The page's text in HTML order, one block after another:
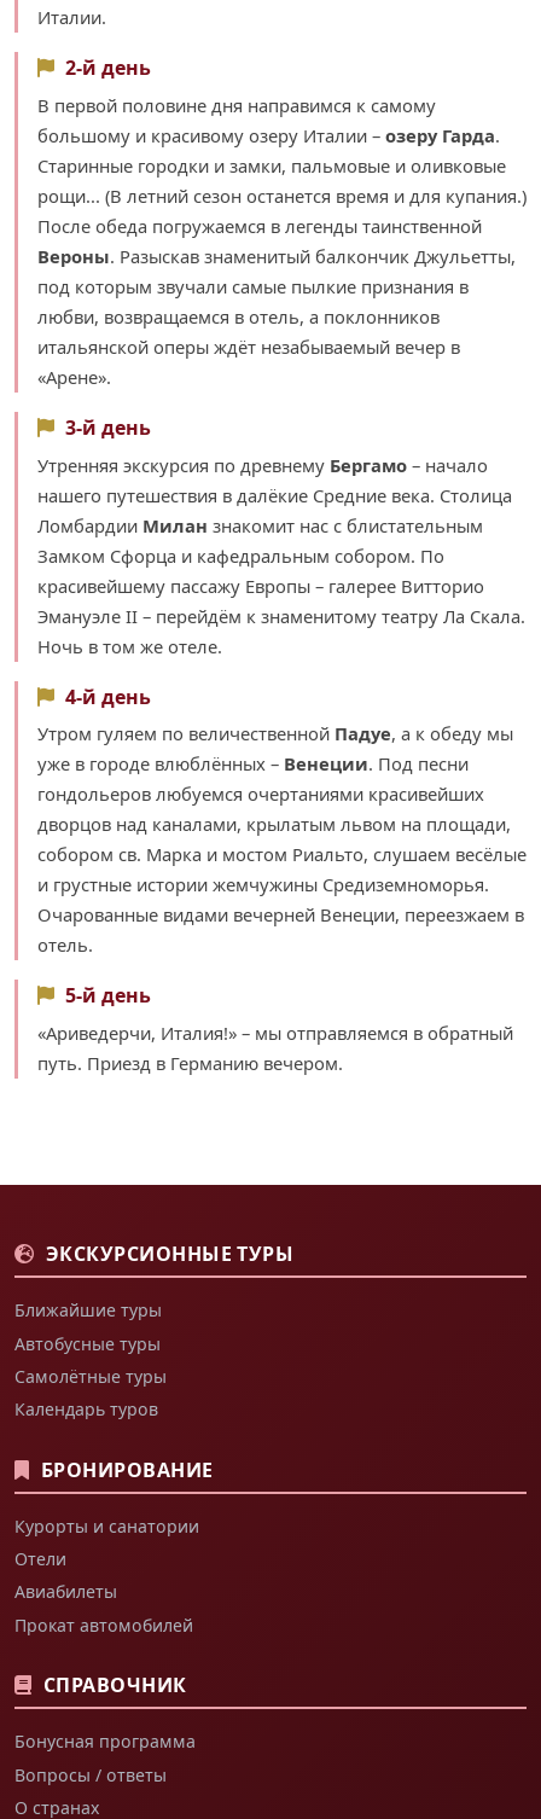
Италии.
2-й день
В первой половине дня направимся к самому
большому и красивому озеру Италии – озеру Гарда.
Старинные городки и замки, пальмовые и оливковые
рощи... (В летний сезон останется время и для купания.)
После обеда погружаемся в легенды таинственной
Вероны. Разыскав знаменитый балкончик Джульетты,
под которым звучали самые пылкие признания в
любви, возвращаемся в отель, а поклонников
итальянской оперы ждёт незабываемый вечер в
«Арене».
3-й день
Утренняя экскурсия по древнему Бергамо – начало
нашего путешествия в далёкие Средние века. Столица
Ломбардии Милан знакомит нас с блистательным
Замком Сфорца и кафедральным собором. По
красивейшему пассажу Европы – галерее Витторио
Эмануэле II – перейдём к знаменитому театру Ла Скала.
Ночь в том же отеле.
4-й день
Утром гуляем по величественной Падуе, а к обеду мы
уже в городе влюблённых – Венеции. Под песни
гондольеров любуемся очертаниями красивейших
дворцов над каналами, крылатым львом на площади,
собором св. Марка и мостом Риальто, слушаем весёлые
и грустные истории жемчужины Средиземноморья.
Очарованные видами вечерней Венеции, переезжаем в
отель.
5-й день
«Ариведерчи, Италия!» – мы отправляемся в обратный
путь. Приезд в Германию вечером.
ЭКСКУРСИОННЫЕ ТУРЫ
Ближайшие туры
Автобусные туры
Самолётные туры
Календарь туров
БРОНИРОВАНИЕ
Курорты и санатории
Отели
Авиабилеты
Прокат автомобилей
СПРАВОЧНИК
Бонусная программа
Вопросы / ответы
О странах